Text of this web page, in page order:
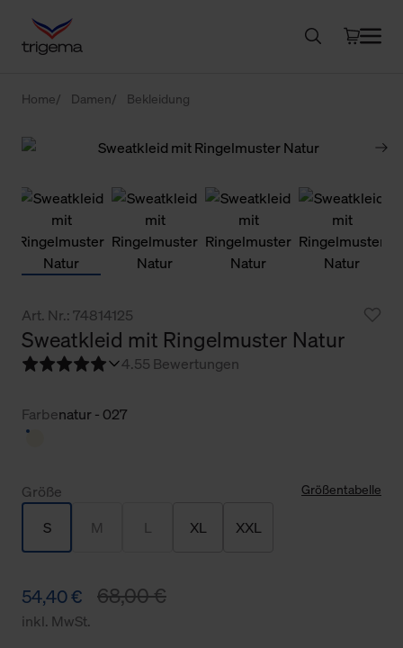
Home Damen Bekleidung
Art. Nr.: 74814125
Sweatkleid mit Ringelmuster Natur
4.55 Bewertungen
Farbenatur - 027
Größe Größentabelle
S M L XL XXL
54,40 € 68,00 €
inkl. MwSt.